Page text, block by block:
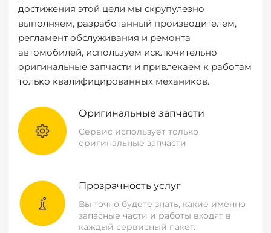
достижения этой цели мы скрупулезно
выполняем, разработанный производителем,
регламент обслуживания и ремонта
автомобилей, используем исключительно
оригинальные запчасти и привлекаем к работам
только квалифицированных механиков.
Оригинальные запчасти
Сервис использует только
оригинальные запчасти
Прозрачность услуг
Вы точно будете знать, какие именно
запасные части и работы входят в
каждый сервисный пакет.